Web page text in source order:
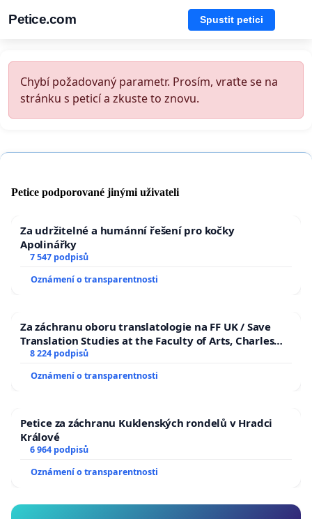
Petice.com Spustit petici
Chybí požadovaný parametr. Prosím, vraťte se na
stránku s peticí a zkuste to znovu.
Petice podporované jinými uživateli
Za udržitelné a humánní řešení pro kočky
Apolinářky
7 547 podpisů
Oznámení o transparentnosti
Za záchranu oboru translatologie na FF UK / Save
Translation Studies at the Faculty of Arts, Charles
University
8 224 podpisů
Oznámení o transparentnosti
Petice za záchranu Kuklenských rondelů v Hradci
Králové
6 964 podpisů
Oznámení o transparentnosti